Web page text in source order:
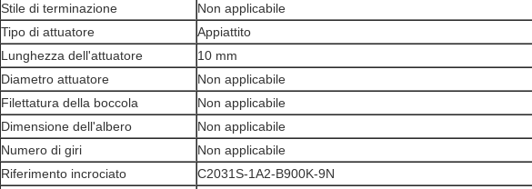
Stile di terminazione
Non applicabile
Tipo di attuatore
Appiattito
Lunghezza dell'attuatore
10 mm
Diametro attuatore
Non applicabile
Filettatura della boccola
Non applicabile
Dimensione dell'albero
Non applicabile
Numero di giri
Non applicabile
Riferimento incrociato
C2031S-1A2-B900K-9N